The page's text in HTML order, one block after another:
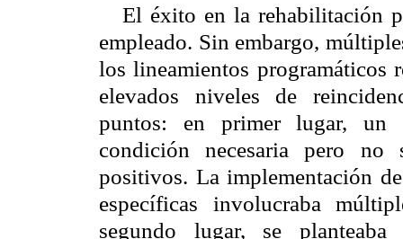
El éxito en la rehabilitación
empleado. Sin embargo,
los lineamientos programáticos
elevados niveles de
puntos: en primer lugar, un
condición necesaria pero
positivos. La implementación
específicas involucraba
segundo lugar, se